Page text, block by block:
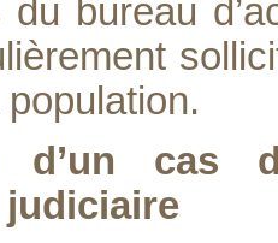
du bureau
population.
d’un cas